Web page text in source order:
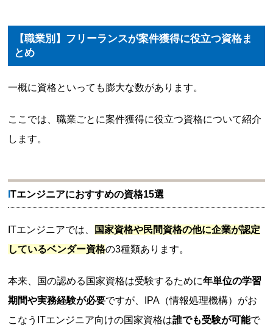
【職業別】フリーランスが案件獲得に役立つ資格ま
とめ
一概に資格といっても膨大な数があります。
ここでは、職業ごとに案件獲得に役立つ資格について紹介
します。
ITエンジニアにおすすめの資格15選
ITエンジニアでは、
国家資格や民間資格の他に企業が認定
しているベンダー資格の3種類あります。
本来、国の認める国家資格は受験するために年単位の学習
期間や実務経験が必要ですが、IPA（情報処理機構）がお
こなうITエンジニア向けの国家資格は誰でも受験が可能で